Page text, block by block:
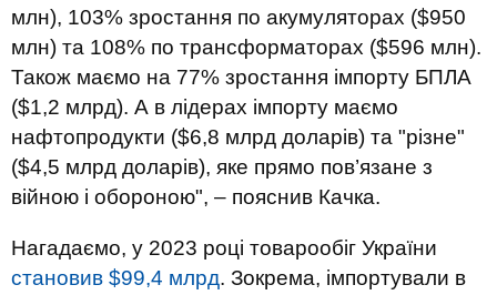
млн), 103% зростання по акумуляторах ($950
млн) та 108% по трансформаторах ($596 млн).
Також маємо на 77% зростання імпорту БПЛА
($1,2 млрд). А в лідерах імпорту маємо
нафтопродукти ($6,8 млрд доларів) та "різне"
($4,5 млрд доларів), яке прямо пов’язане з
війною і обороною", – пояснив Качка.
Нагадаємо, у 2023 році товарообіг України
становив $99,4 млрд. Зокрема, імпортували в